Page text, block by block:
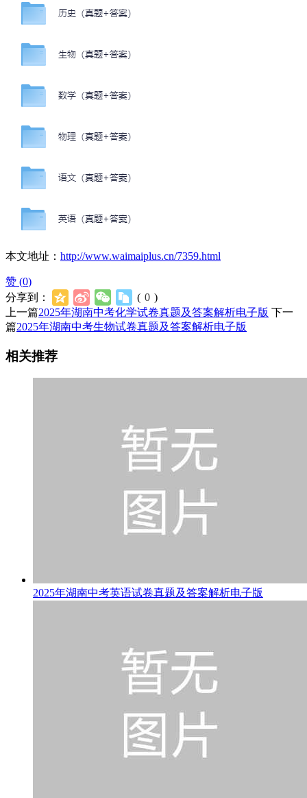
本文地址： http://www.waimaiplus.cn/7359.html
赞 (0)
分享到：
( 0 )
上一篇2025年湖南中考化学试卷真题及答案解析电子版 下一
篇2025年湖南中考生物试卷真题及答案解析电子版
相关推荐
2025年湖南中考英语试卷真题及答案解析电子版